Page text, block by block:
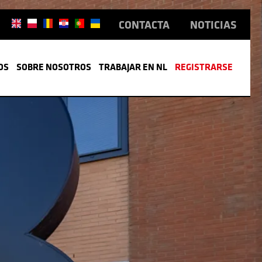
CONTACTA NOTICIAS
SOBRE NOSOTROS TRABAJAR EN NL REGISTRARSE